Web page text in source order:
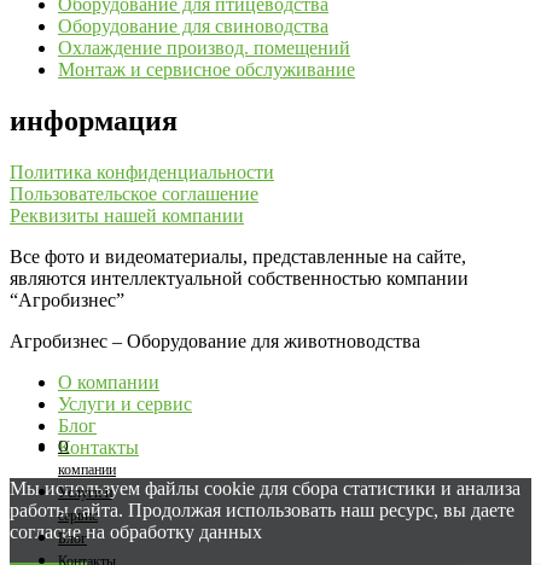
Оборудование для птицеводства
Оборудование для свиноводства
Охлаждение производ. помещений
Монтаж и сервисное обслуживание
информация
Политика конфиденциальности
Пользовательское соглашение
Реквизиты нашей компании
Все фото и видеоматериалы, представленные на сайте,
являются интеллектуальной собственностью компании
“Агробизнес”
Агробизнес – Оборудование для животноводства
О компании
Услуги и сервис
Блог
Контакты
О
компании
Услуги и
сервис
Блог
Контакты
Мы используем файлы cookie для сбора статистики и анализа
работы сайта. Продолжая использовать наш ресурс, вы даете
согласие на обработку данных